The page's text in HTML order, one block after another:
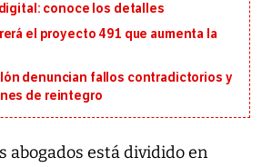
conoce los detalles
el proyecto 491 que aumenta la
denuncian fallos contradictorios y
de reintegro
abogados está dividido en